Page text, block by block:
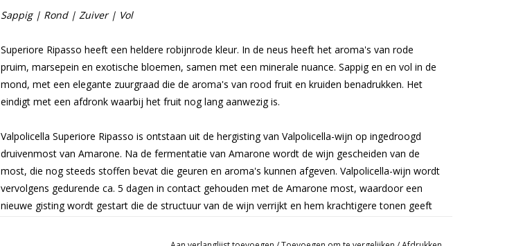
Sappig | Rond | Zuiver | Vol
Superiore Ripasso heeft een heldere robijnrode kleur. In de neus heeft het aroma's van rode
pruim, marsepein en exotische bloemen, samen met een minerale nuance. Sappig en en vol in de
mond, met een elegante zuurgraad die de aroma's van rood fruit en kruiden benadrukken. Het
eindigt met een afdronk waarbij het fruit nog lang aanwezig is.
Valpolicella Superiore Ripasso is ontstaan uit de hergisting van Valpolicella-wijn op ingedroogd
druivenmost van Amarone. Na de fermentatie van Amarone wordt de wijn gescheiden van de
most, die nog steeds stoffen bevat die geuren en aroma's kunnen afgeven. Valpolicella-wijn wordt
vervolgens gedurende ca. 5 dagen in contact gehouden met de Amarone most, waardoor een
nieuwe gisting wordt gestart die de structuur van de wijn verrijkt en hem krachtigere tonen geeft
vergezeld van lichte hints van rijp en gedroogd fruit die tijdens het rijpen evolueren, waardoor de